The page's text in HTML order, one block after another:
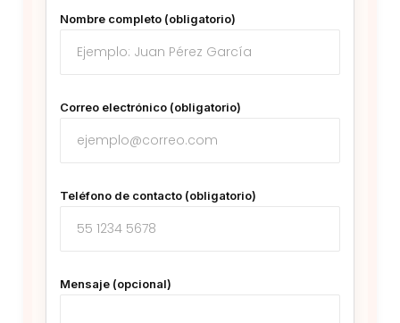
Nombre completo (obligatorio)
Correo electrónico (obligatorio)
Teléfono de contacto (obligatorio)
Mensaje (opcional)